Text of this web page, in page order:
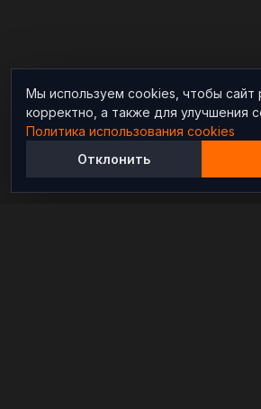
Мы используем cookies, чтобы сайт
корректно, а также для улучшения
Политика использования cookies
Отклонить